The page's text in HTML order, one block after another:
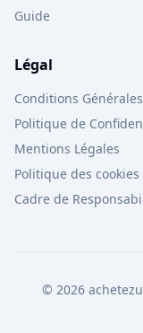
Guide
Légal
Conditions
Politique de
Mentions Légales
Politique des cookies
Cadre de
© 2026